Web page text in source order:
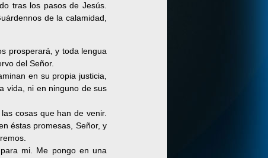
tras los pasos de Jesús.
de la calamidad,
prosperará, y toda lengua
del Señor.
en su propia justicia,
vida, ni en ninguno de sus
cosas que han de venir.
éstas promesas, Señor, y
mi. Me pongo en una